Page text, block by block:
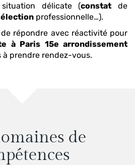
délicate (constat de
élection professionnelle…).
répondre avec réactivité pour
à Paris 15e arrondissement
à prendre rendez-vous.
de